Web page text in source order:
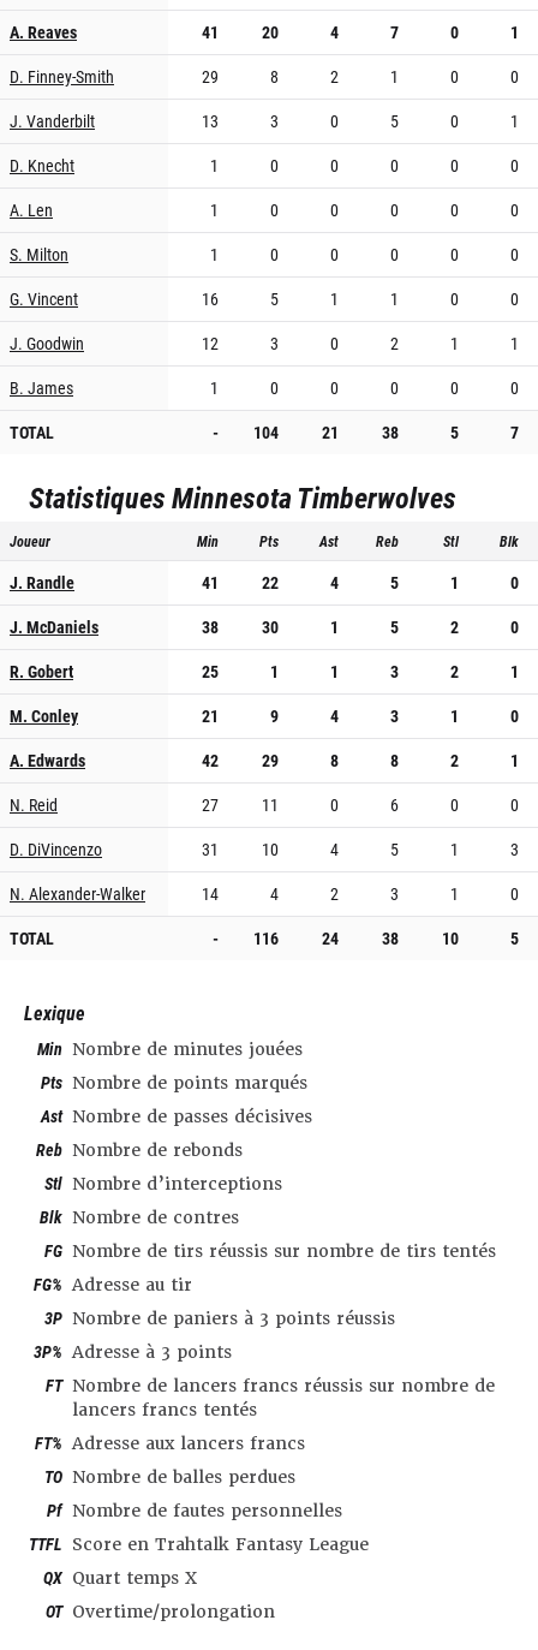
A. Reaves
41 20 4 7 0
1
D. Finney-Smith
29 8 2 1 0
0
J. Vanderbilt
13 3 0 5 0
1
D. Knecht
1 0 0 0 0
0
A. Len
1 0 0 0 0
0
S. Milton
1 0 0 0 0
0
G. Vincent
16 5 1 1 0
0
J. Goodwin
12 3 0 2 1
1
B. James
1 0 0 0 0
0
TOTAL
- 104 21 38 5 7
StatistiquesMinnesota Timberwolves
Joueur Min Pts Ast Reb Stl Blk
J. Randle 41 22 4 5 1
0
J. McDaniels
38 30 1 5 2
0
R. Gobert
25 1 1 3 2
1
M. Conley
21 9 4 3 1
0
A. Edwards
42 29 8 8 2
1
N. Reid
27 11 0 6 0
0
D. DiVincenzo
31 10 4 5 1
3
N. Alexander-Walker
14 4 2 3 1
0
TOTAL
- 116 24 38 10 5
Lexique
Min Nombre de minutes jouées
Pts Nombre de points marqués
Ast Nombre de passes décisives
Reb Nombre de rebonds
Stl Nombre d’interceptions
Blk Nombre de contres
FG Nombre de tirs réussis sur nombre de tirs tentés
FG% Adresse au tir
3P Nombre de paniers à 3 points réussis
3P% Adresse à 3 points
FT Nombre de lancers francs réussis sur nombre de
lancers francs tentés
FT% Adresse aux lancers francs
TO Nombre de balles perdues
Pf Nombre de fautes personnelles
TTFL Score en Trahtalk Fantasy League
QX Quart temps X
OT Overtime/prolongation